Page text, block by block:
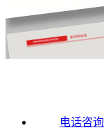
电话咨询